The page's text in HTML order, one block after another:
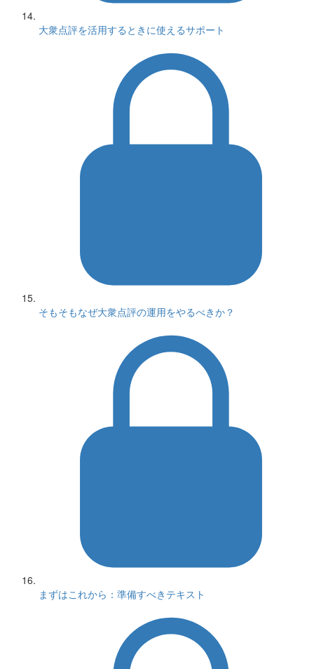
大衆点評を活用するときに使えるサポート
そもそもなぜ大衆点評の運用をやるべきか？
まずはこれから：準備すべきテキスト